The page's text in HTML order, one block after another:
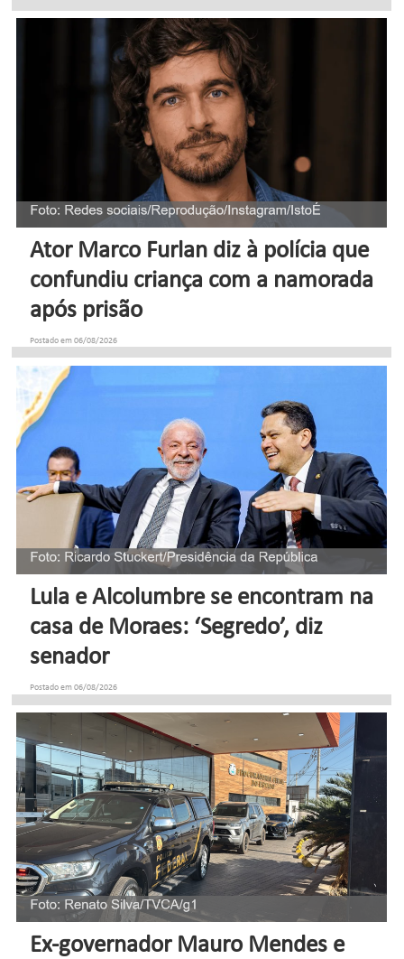
Ator Marco Furlan diz à polícia que
confundiu criança com a namorada
após prisão
Postado em 06/08/2026
Lula e Alcolumbre se encontram na
casa de Moraes: ‘Segredo’, diz
senador
Postado em 06/08/2026
Ex-governador Mauro Mendes e